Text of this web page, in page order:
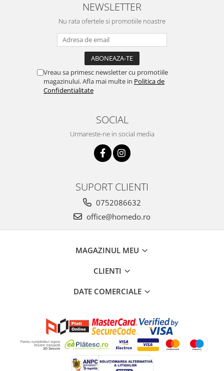
NEWSLETTER
Nu rata ofertele si promotiile noastre
Vreau sa primesc newsletter cu promotiile
magazinului. Afla mai multe in Politica de
Confidentialitate
SOCIAL
Urmareste-ne in social media
SUPORT CLIENTI
0752086632
office@homedo.ro
MAGAZINUL MEU
CLIENTI
DATE COMERCIALE